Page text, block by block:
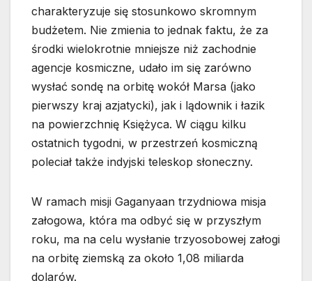
charakteryzuje się stosunkowo skromnym
budżetem. Nie zmienia to jednak faktu, że za
środki wielokrotnie mniejsze niż zachodnie
agencje kosmiczne, udało im się zarówno
wysłać sondę na orbitę wokół Marsa (jako
pierwszy kraj azjatycki), jak i lądownik i łazik
na powierzchnię Księżyca. W ciągu kilku
ostatnich tygodni, w przestrzeń kosmiczną
poleciał także indyjski teleskop słoneczny.
W ramach misji Gaganyaan trzydniowa misja
załogowa, która ma odbyć się w przyszłym
roku, ma na celu wysłanie trzyosobowej załogi
na orbitę ziemską za około 1,08 miliarda
dolarów.